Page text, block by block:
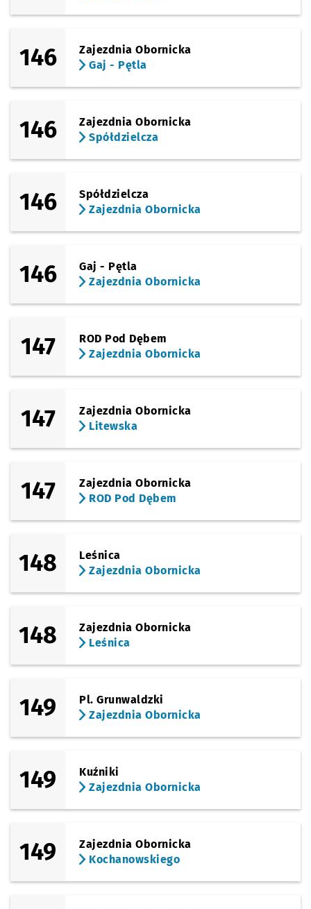
146
Zajezdnia Obornicka
Gaj - Pętla
146
Zajezdnia Obornicka
Spółdzielcza
146
Spółdzielcza
Zajezdnia Obornicka
146
Gaj - Pętla
Zajezdnia Obornicka
147
ROD Pod Dębem
Zajezdnia Obornicka
147
Zajezdnia Obornicka
Litewska
147
Zajezdnia Obornicka
ROD Pod Dębem
148
Leśnica
Zajezdnia Obornicka
148
Zajezdnia Obornicka
Leśnica
149
Pl. Grunwaldzki
Zajezdnia Obornicka
149
Kuźniki
Zajezdnia Obornicka
149
Zajezdnia Obornicka
Kochanowskiego